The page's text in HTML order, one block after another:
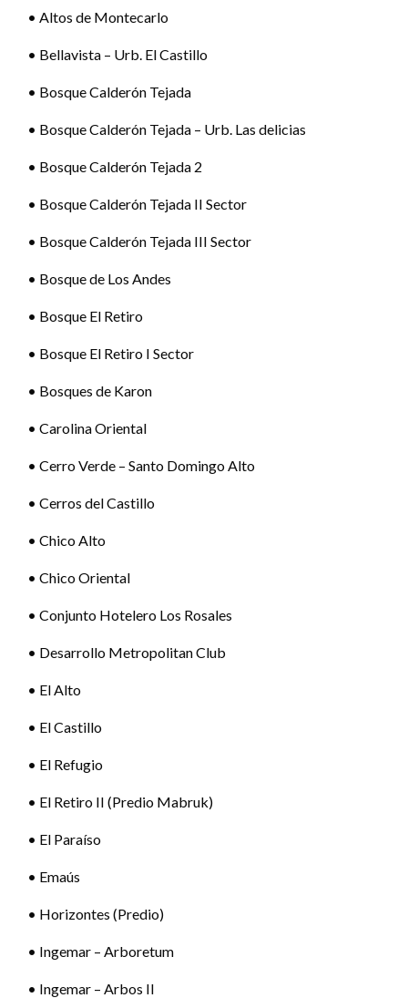
• Altos de Montecarlo
• Bellavista – Urb. El Castillo
• Bosque Calderón Tejada
• Bosque Calderón Tejada – Urb. Las delicias
• Bosque Calderón Tejada 2
• Bosque Calderón Tejada II Sector
• Bosque Calderón Tejada III Sector
• Bosque de Los Andes
• Bosque El Retiro
• Bosque El Retiro I Sector
• Bosques de Karon
• Carolina Oriental
• Cerro Verde – Santo Domingo Alto
• Cerros del Castillo
• Chico Alto
• Chico Oriental
• Conjunto Hotelero Los Rosales
• Desarrollo Metropolitan Club
• El Alto
• El Castillo
• El Refugio
• El Retiro II (Predio Mabruk)
• El Paraíso
• Emaús
• Horizontes (Predio)
• Ingemar – Arboretum
• Ingemar – Arbos II